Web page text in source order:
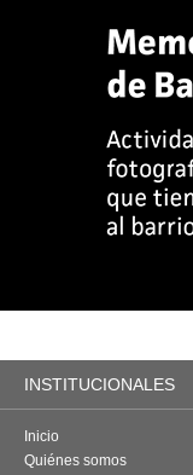
INSTITUCIONALES
Inicio
Quiénes somos